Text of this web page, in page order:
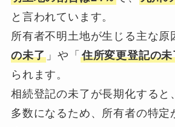
と言われています。
所有者不明土地が生じる主な原
の未了 」や「 住所変更登記の未
られます。
相続登記の未了が長期化すると
多数になるため、所有者の特定